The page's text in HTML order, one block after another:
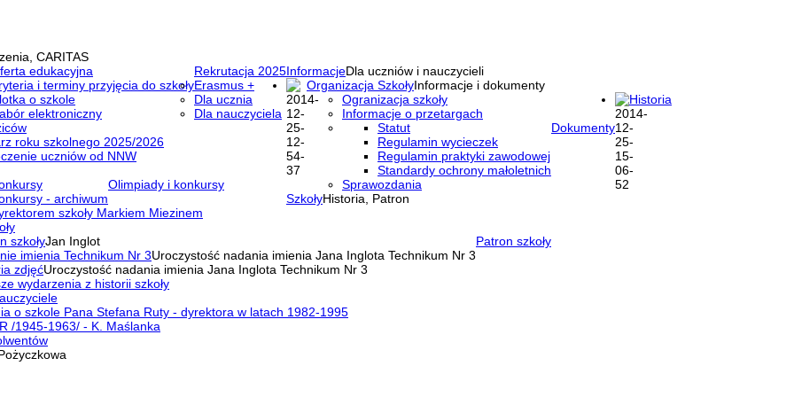
CARITAS
InformacjeDla uczniów i nauczycieli
Rekrutacja 2025
edukacyjna
i terminy przyjęcia do szkoły
o szkole
elektroniczny
Erasmus +
Dla ucznia
Dla nauczyciela
roku szkolnego 2025/2026
uczniów od NNW
Olimpiady i konkursy
- archiwum
Organizacja SzkołyInformacje i dokumenty
Ogranizacja szkoły
Informacje o przetargach
Dokumenty
Statut
Regulamin wycieczek
Regulamin praktyki zawodowej
Standardy ochrony małoletnich
Sprawozdania
Historia
SzkołyHistoria, Patron
szkoły Markiem Miezinem
Patron szkoły
szkołyJan Inglot
imienia Technikum Nr 3Uroczystość nadania imienia Jana Inglota Technikum Nr 3
zdjęćUroczystość nadania imienia Jana Inglota Technikum Nr 3
wydarzenia z historii szkoły
o szkole Pana Stefana Ruty - dyrektora w latach 1982-1995
/1945-1963/ - K. Maślanka